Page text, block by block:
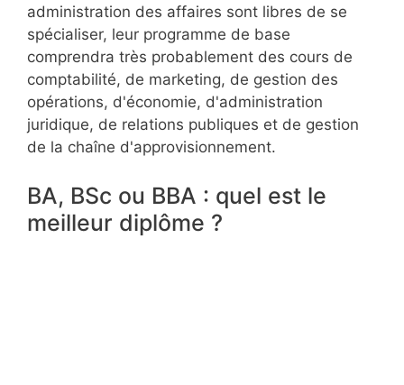
administration des affaires sont libres de se
spécialiser, leur programme de base
comprendra très probablement des cours de
comptabilité, de marketing, de gestion des
opérations, d'économie, d'administration
juridique, de relations publiques et de gestion
de la chaîne d'approvisionnement.
BA, BSc ou BBA : quel est le
meilleur diplôme ?